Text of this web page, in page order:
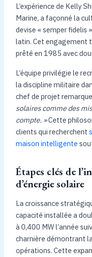
L’expérience de Kelly
Marine, a façonné la
devise « semper fidelis
latin. Cet engagement
prêté en 1985 avec
L’équipe privilégie le
la discipline militaire
chef de projet
solaires comme des
compte. »Cette
clients qui recherchent
maison intelligente
Étapes clés de
d’énergie solaire
La croissance
capacité installée a
à 0,400 MW l’année
charnière démontrant
opérations. Cette